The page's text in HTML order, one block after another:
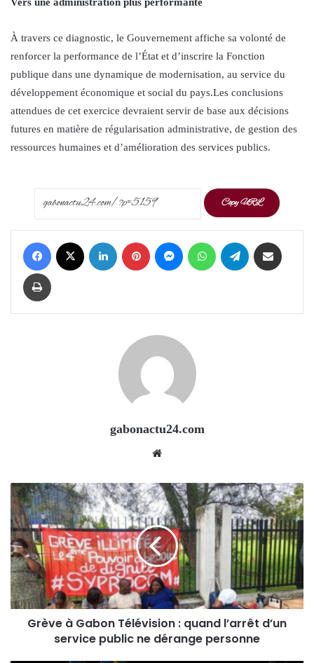
À travers ce diagnostic, le Gouvernement affiche sa volonté de
renforcer la performance de l’État et d’inscrire la Fonction
publique dans une dynamique de modernisation, au service du
développement économique et social du pays.Les conclusions
attendues de cet exercice devraient servir de base aux décisions
futures en matière de régularisation administrative, de gestion des
ressources humaines et d’amélioration des services publics.
Copy URL
Facebook LinkedIn Pinterest Messenger WhatsApp Telegram
Print
gabonactu24.com
Grève à Gabon Télévision : quand l’arrêt d’un
service public ne dérange personne